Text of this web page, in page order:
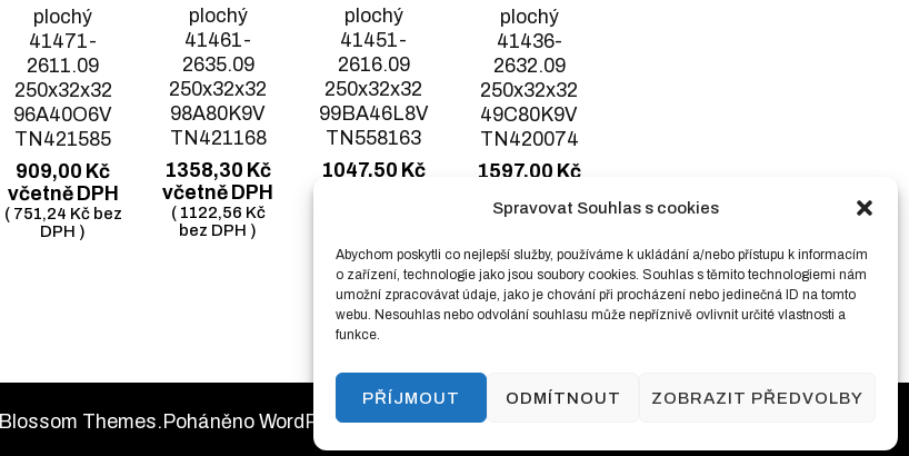
Spravovat Souhlas s cookies
Abychom poskytli co nejlepší služby, používáme k ukládání a/nebo přístupu k informacím
o zařízení, technologie jako jsou soubory cookies. Souhlas s těmito technologiemi nám
umožní zpracovávat údaje, jako je chování při procházení nebo jedinečná ID na tomto
webu. Nesouhlas nebo odvolání souhlasu může nepříznivě ovlivnit určité vlastnosti a
funkce.
PŘÍJMOUT ODMÍTNOUT ZOBRAZIT PŘEDVOLBY
plochý
41471-
2611.09
250x32x32
96A40O6V
TN421585
909,00 Kč
včetně DPH
( 751,24 Kčbez
DPH )
plochý
41461-
2635.09
250x32x32
98A80K9V
TN421168
1358,30 Kč
včetně DPH
( 1122,56 Kč
bez DPH )
plochý
41451-
2616.09
250x32x32
99BA46L8V
TN558163
1047,50 Kč
plochý
41436-
2632.09
250x32x32
49C80K9V
TN420074
1597,00 Kč
1319,83Kč
Blossom Themes.Poháněno WordPress.Podmínky ochrany osobních údajů